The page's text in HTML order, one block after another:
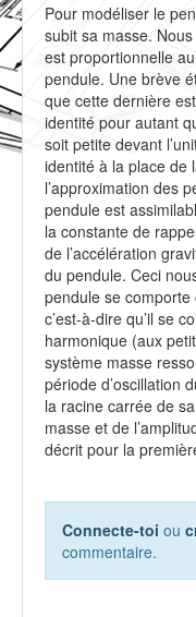
Pour modéliser le
subit sa masse.
est proportionnelle
pendule. Une brève
que cette dernière
identité pour autant
soit petite devant
identité à la place de
l’approximation des
pendule est
la constante de
de l’accélération
du pendule. Ceci
pendule se
c’est-à-dire qu’il se
harmonique (aux
système masse
période d’oscillation
la racine carrée de
masse et de
décrit pour la
Connecte-toi ou
commentaire.